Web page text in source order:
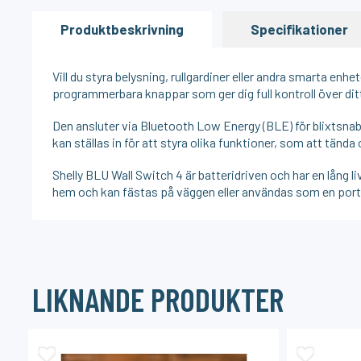
Produktbeskrivning Specifikationer
Vill du styra belysning, rullgardiner eller andra smarta
programmerbara knappar som ger dig full kontroll över
Den ansluter via Bluetooth Low Energy (BLE) för
kan ställas in för att styra olika funktioner, som att
Shelly BLU Wall Switch 4 är batteridriven och har en lång
hem och kan fästas på väggen eller användas som en
LIKNANDE PRODUKTER